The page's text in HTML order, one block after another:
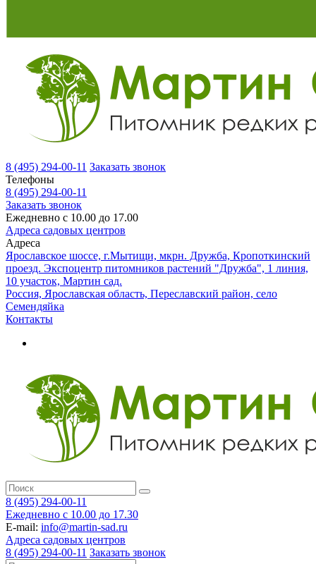
8 (495) 294-00-11 Заказать звонок
Телефоны
8 (495) 294-00-11
Заказать звонок
Ежедневно с 10.00 до 17.00
Адреса садовых центров
Адреса
Ярославское шоссе, г.Мытищи, мкрн. Дружба, Кропоткинский
проезд. Экспоцентр питомников растений "Дружба", 1 линия,
10 участок, Мартин сад.
Россия, Ярославская область, Переславский район, село
Семендяйка
Контакты
8 (495) 294-00-11
Ежедневно с 10.00 до 17.30
E-mail: info@martin-sad.ru
Адреса садовых центров
8 (495) 294-00-11 Заказать звонок